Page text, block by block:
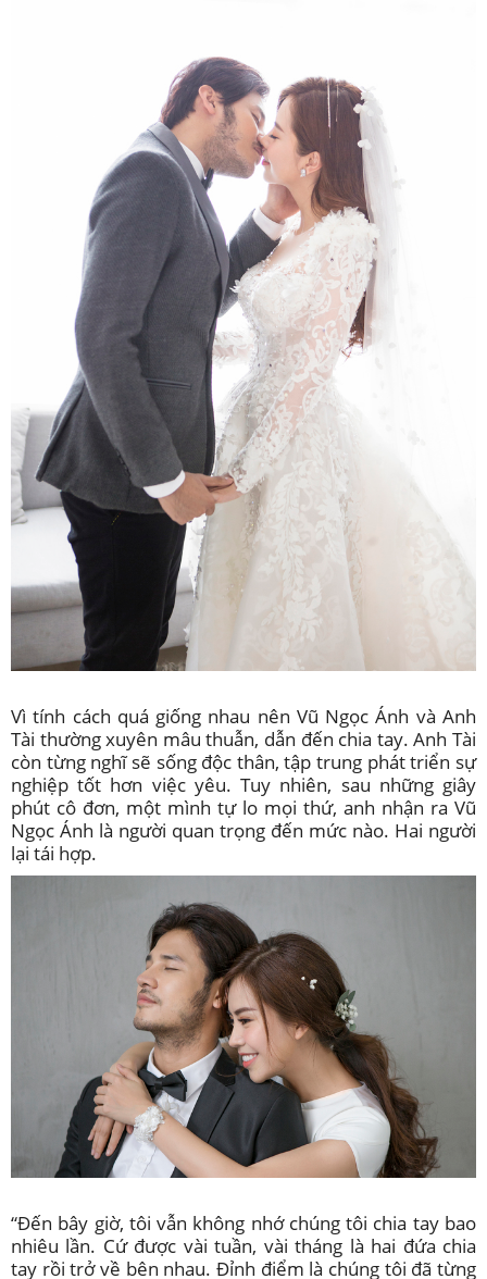
Vì tính cách quá giống nhau nên Vũ Ngọc Ánh và Anh
Tài thường xuyên mâu thuẫn, dẫn đến chia tay. Anh Tài
còn từng nghĩ sẽ sống độc thân, tập trung phát triển sự
nghiệp tốt hơn việc yêu. Tuy nhiên, sau những giây
phút cô đơn, một mình tự lo mọi thứ, anh nhận ra Vũ
Ngọc Ánh là người quan trọng đến mức nào. Hai người
lại tái hợp.
“Đến bây giờ, tôi vẫn không nhớ chúng tôi chia tay bao
nhiêu lần. Cứ được vài tuần, vài tháng là hai đứa chia
tay rồi trở về bên nhau. Đỉnh điểm là chúng tôi đã từng